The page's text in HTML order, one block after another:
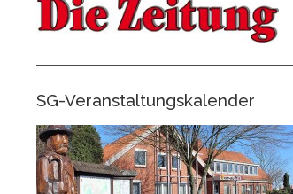
SG-Veranstaltungskalender